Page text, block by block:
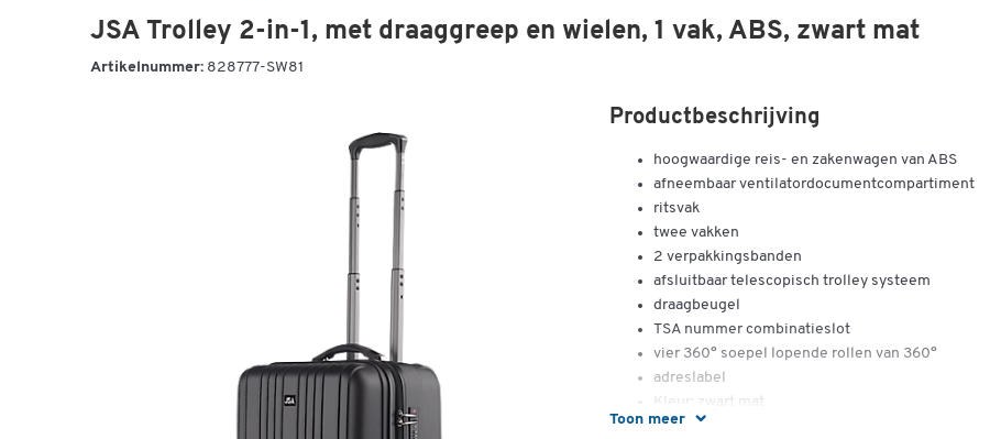
JSA Trolley 2-in-1, met draaggreep en wielen, 1 vak, ABS, zwart mat
Artikelnummer: 828777-SW81
Toon meer
Productbeschrijving
hoogwaardige reis- en zakenwagen van ABS
afneembaar ventilatordocumentcompartiment
ritsvak
twee vakken
2 verpakkingsbanden
afsluitbaar telescopisch trolley systeem
draagbeugel
TSA nummer combinatieslot
vier 360° soepel lopende rollen van 360°
adreslabel
Kleur: zwart mat
Binnenafmetingen: ca. B 405 x D 200 x D 200 x H